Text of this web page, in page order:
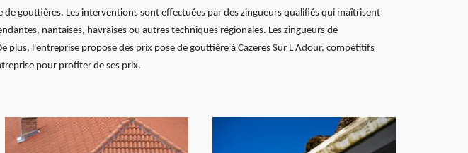
gouttières. Les interventions sont effectuées par des zingueurs qualifiés qui maîtrisent
nantaises, havraises ou autres techniques régionales. Les zingueurs de
l'entreprise propose des prix pose de gouttière à Cazeres Sur L Adour, compétitifs
pour profiter de ses prix.